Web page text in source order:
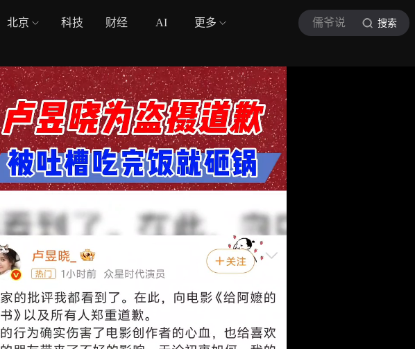
北京 科技 财经 AI 更多 儒爷说 搜索